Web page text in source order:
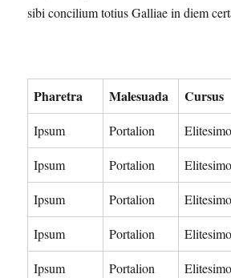
sibi concilium totius Galliae in diem
Pharetra Malesuada Cursus
Ipsum Portalion Elitesimo
Ipsum Portalion Elitesimo
Ipsum Portalion Elitesimo
Ipsum Portalion Elitesimo
Ipsum Portalion Elitesimo